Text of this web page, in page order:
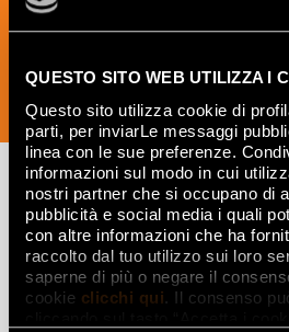
QUESTO SITO WEB UTILIZZA I
Questo sito utilizza cookie di
parti, per inviarLe messaggi
linea con le sue preferenze.
informazioni sul modo in cui
nostri partner che si occupano di
pubblicità e social media i quali
con altre informazioni che ha
raccolto dal tuo utilizzo sui loro
saperne di più o negare il
cookie clicchi qui. Il consenso
interiorismo.
SUSCRÍBETE AHORA
Lasciati
ispirare
da ambienti